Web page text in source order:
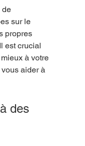
de
sur le
propres
est crucial
à votre
aider à
des